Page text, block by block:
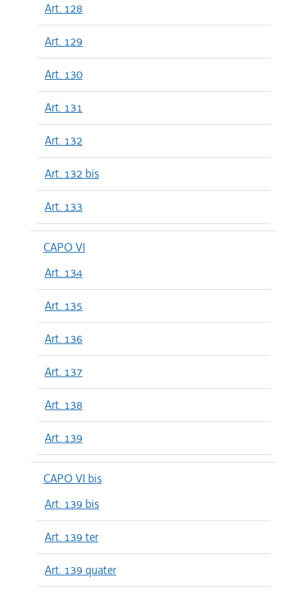
Art. 128
Art. 129
Art. 130
Art. 131
Art. 132
Art. 132 bis
Art. 133
CAPO VI
Art. 134
Art. 135
Art. 136
Art. 137
Art. 138
Art. 139
CAPO VI bis
Art. 139 bis
Art. 139 ter
Art. 139 quater